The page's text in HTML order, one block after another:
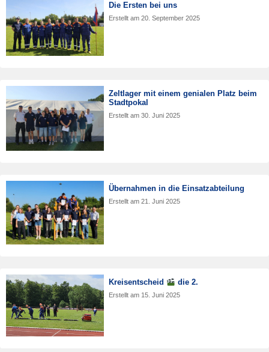
Die Ersten bei uns
Erstellt am20. September 2025
Zeltlager mit einem genialen Platz beim
Stadtpokal
Erstellt am30. Juni 2025
Übernahmen in die Einsatzabteilung
Erstellt am21. Juni 2025
Kreisentscheid die 2.
Erstellt am 15. Juni 2025